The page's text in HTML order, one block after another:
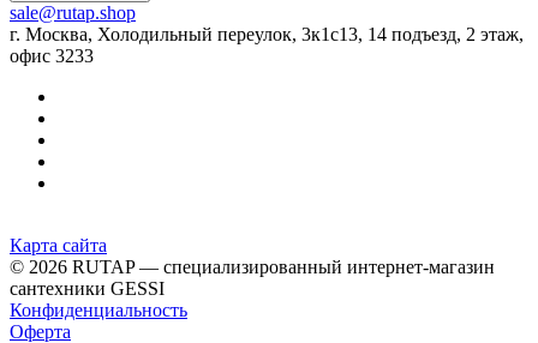
sale@rutap.shop
г. Москва, Холодильный переулок, 3к1с13, 14 подъезд, 2 этаж,
офис 3233
Карта сайта
© 2026 RUTAP — специализированный интернет-магазин
сантехники GESSI
Конфиденциальность
Оферта